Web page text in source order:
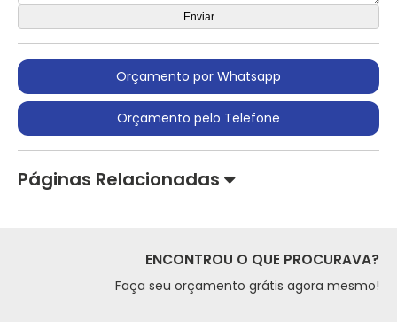
Orçamento por Whatsapp
Orçamento pelo Telefone
Páginas Relacionadas
ENCONTROU O QUE PROCURAVA?
Faça seu orçamento grátis agora mesmo!